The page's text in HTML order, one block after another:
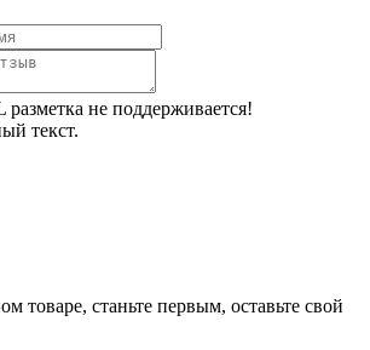
не поддерживается!
текст.
товаре, станьте первым, оставьте свой